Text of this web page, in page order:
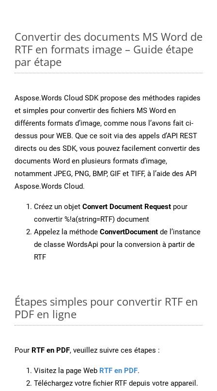
Convertir des documents MS Word de
RTF en formats image – Guide étape
par étape
Aspose.Words Cloud SDK propose des méthodes rapides
et simples pour convertir des fichiers MS Word en
différents formats d’image, comme nous l’avons fait ci-
dessus pour WEB. Que ce soit via des appels d’API REST
directs ou des SDK, vous pouvez facilement convertir des
documents Word en plusieurs formats d’image,
notamment JPEG, PNG, BMP, GIF et TIFF, à l’aide des API
Aspose.Words Cloud.
Créez un objet Convert Document Request pour
convertir %!a(string=RTF) document
Appelez la méthode ConvertDocument de l’instance
de classe WordsApi pour la conversion à partir de
RTF
Étapes simples pour convertir RTF en
PDF en ligne
Pour RTF en PDF, veuillez suivre ces étapes :
Visitez la page Web RTF en PDF.
Téléchargez votre fichier RTF depuis votre appareil.